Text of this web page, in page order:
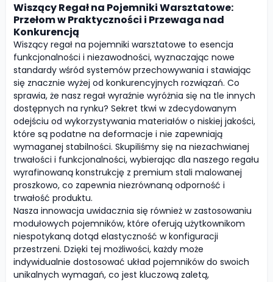
Wiszący Regał na Pojemniki Warsztatowe:
Przełom w Praktyczności i Przewaga nad
Konkurencją
Wiszący regał na pojemniki warsztatowe to esencja
funkcjonalności i niezawodności, wyznaczając nowe
standardy wśród systemów przechowywania i stawiając
się znacznie wyżej od konkurencyjnych rozwiązań. Co
sprawia, że nasz regał wyraźnie wyróżnia się na tle innych
dostępnych na rynku? Sekret tkwi w zdecydowanym
odejściu od wykorzystywania materiałów o niskiej jakości,
które są podatne na deformacje i nie zapewniają
wymaganej stabilności. Skupiliśmy się na niezachwianej
trwałości i funkcjonalności, wybierając dla naszego regału
wyrafinowaną konstrukcję z premium stali malowanej
proszkowo, co zapewnia niezrównaną odporność i
trwałość produktu.
Nasza innowacja uwidacznia się również w zastosowaniu
modułowych pojemników, które oferują użytkownikom
niespotykaną dotąd elastyczność w konfiguracji
przestrzeni. Dzięki tej możliwości, każdy może
indywidualnie dostosować układ pojemników do swoich
unikalnych wymagań, co jest kluczową zaletą,